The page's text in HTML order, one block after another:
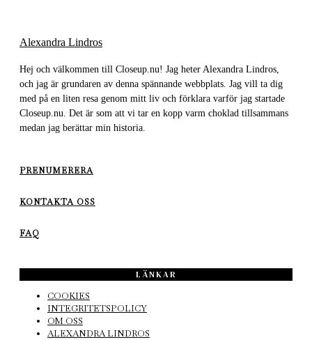
Alexandra Lindros
Hej och välkommen till Closeup.nu! Jag heter Alexandra Lindros,
och jag är grundaren av denna spännande webbplats. Jag vill ta dig
med på en liten resa genom mitt liv och förklara varför jag startade
Closeup.nu. Det är som att vi tar en kopp varm choklad tillsammans
medan jag berättar min historia.
PRENUMERERA
KONTAKTA OSS
FAQ
LÄNKAR
COOKIES
INTEGRITETSPOLICY
OM OSS
ALEXANDRA LINDROS